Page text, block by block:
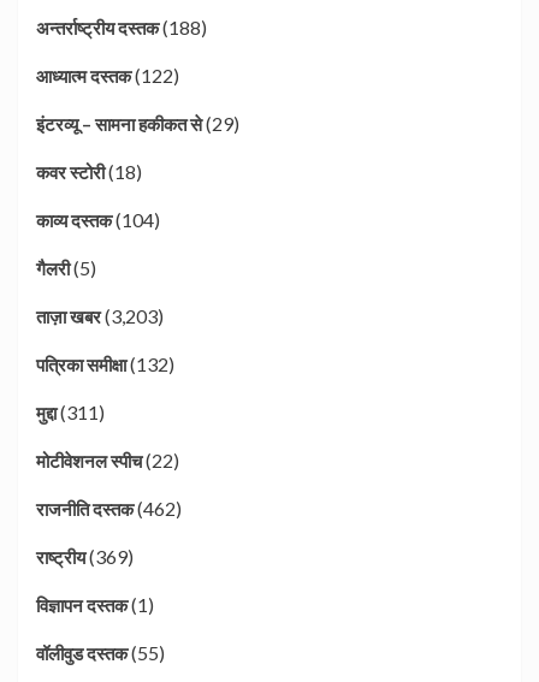
अन्तर्राष्ट्रीय दस्तक(188)
आध्यात्म दस्तक(122)
इंटरव्यू – सामना हकीकत से(29)
कवर स्टोरी(18)
काव्य दस्तक(104)
गैलरी(5)
ताज़ा खबर(3,203)
पत्रिका समीक्षा(132)
मुद्दा(311)
मोटीवेशनल स्पीच(22)
राजनीति दस्तक(462)
राष्ट्रीय(369)
विज्ञापन दस्तक(1)
वॉलीवुड दस्तक(55)